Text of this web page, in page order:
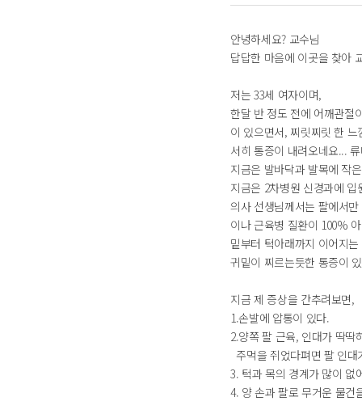
안녕하세요? 교수님
답답한 마음에 이곳을 찾아
저는 33세 여자이며,
한달 반 정도 전에 어깨관절
이 있으면서, 찌릿찌릿 한
서히 통증이 내려오네요...
지금은 발바닥과 발목에 작
지금은 2차병원 신경과에
의사 선생님께서는 팔에서
이나 근육병 질환이 100%
밑부터 턱아래까지 이어지
귀밑이 찌르는듯한 통증이
지금 제 증상을 간추려보면,
1.손발에 압통이 있다.
2.양쪽 팔 근육, 인대가 딱딱
주먹을 쥐었다펴면 팔 인
3. 턱과 목의 경계가 많이 없
4. 양 손과 팔로 무거운 물건